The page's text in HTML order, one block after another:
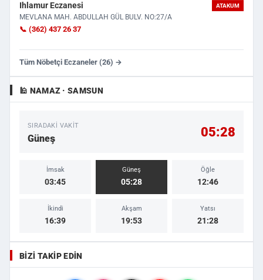
Ihlamur Eczanesi ATAKUM
MEVLANA MAH. ABDULLAH GÜL BULV. NO:27/A
📞 (362) 437 26 37
Tüm Nöbetçi Eczaneler (26) →
🕌 NAMAZ · SAMSUN
SIRADAKI VAKIT
Güneş 05:28
İmsak
03:45
Güneş
05:28
Öğle
12:46
İkindi
16:39
Akşam
19:53
Yatsı
21:28
BIZI TAKIP EDIN